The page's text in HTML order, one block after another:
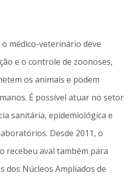
médico-veterinário deve
e o controle de zoonoses,
os animais e podem
É possível atuar no setor
sanitária, epidemiológica e
Desde 2011, o
recebeu aval também para
dos Núcleos Ampliados de